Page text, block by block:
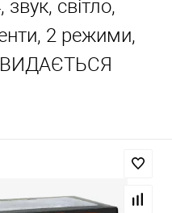
світло,
2 режими,
ВИДАЄТЬСЯ